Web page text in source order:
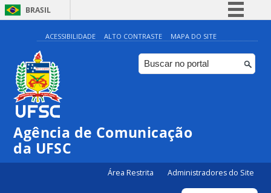
BRASIL
Simplifique!
Comunica BR
Participe
Canais
ACESSIBILIDADE ALTO CONTRASTE MAPA DO SITE
Agência de Comunicação
da UFSC
Área Restrita Administradores do Site